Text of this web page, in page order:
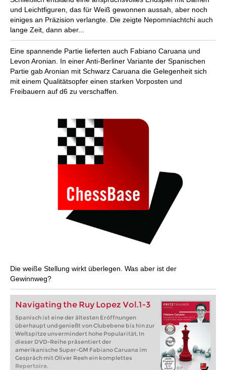
und Leichtfiguren, das für Weiß gewonnen aussah, aber noch
einiges an Präzision verlangte. Die zeigte Nepomniachtchi auch
lange Zeit, dann aber...
Eine spannende Partie lieferten auch Fabiano Caruana und
Levon Aronian. In einer Anti-Berliner Variante der Spanischen
Partie gab Aronian mit Schwarz Caruana die Gelegenheit sich
mit einem Qualitätsopfer einen starken Vorposten und
Freibauern auf d6 zu verschaffen.
Die weiße Stellung wirkt überlegen. Was aber ist der
Gewinnweg?
Navigating the Ruy Lopez Vol.1-3
Spanisch ist eine der ältesten Eröffnungen
überhaupt und genießt von Clubebene bis hin zur
Weltspitze unvermindert hohe Popularität. In
dieser DVD-Reihe präsentiert der
amerikanische Super-GM Fabiano Caruana im
Gespräch mit Oliver Reeh ein komplettes
Repertoire.